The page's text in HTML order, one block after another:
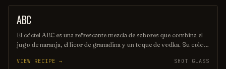
favorito en fiestas y celebraciones.
SHOT
ABC
El cóctel ABC es una refrescante mezcla de sabores que combina el
jugo de naranja, el licor de granadina y un toque de vodka. Su color
cualquier ocasión festiva. Disfrútalo en un vaso alto con hielo y una
VIEW RECIPE → SHOT GLASS